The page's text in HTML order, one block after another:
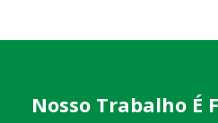
Nosso Trabalho É